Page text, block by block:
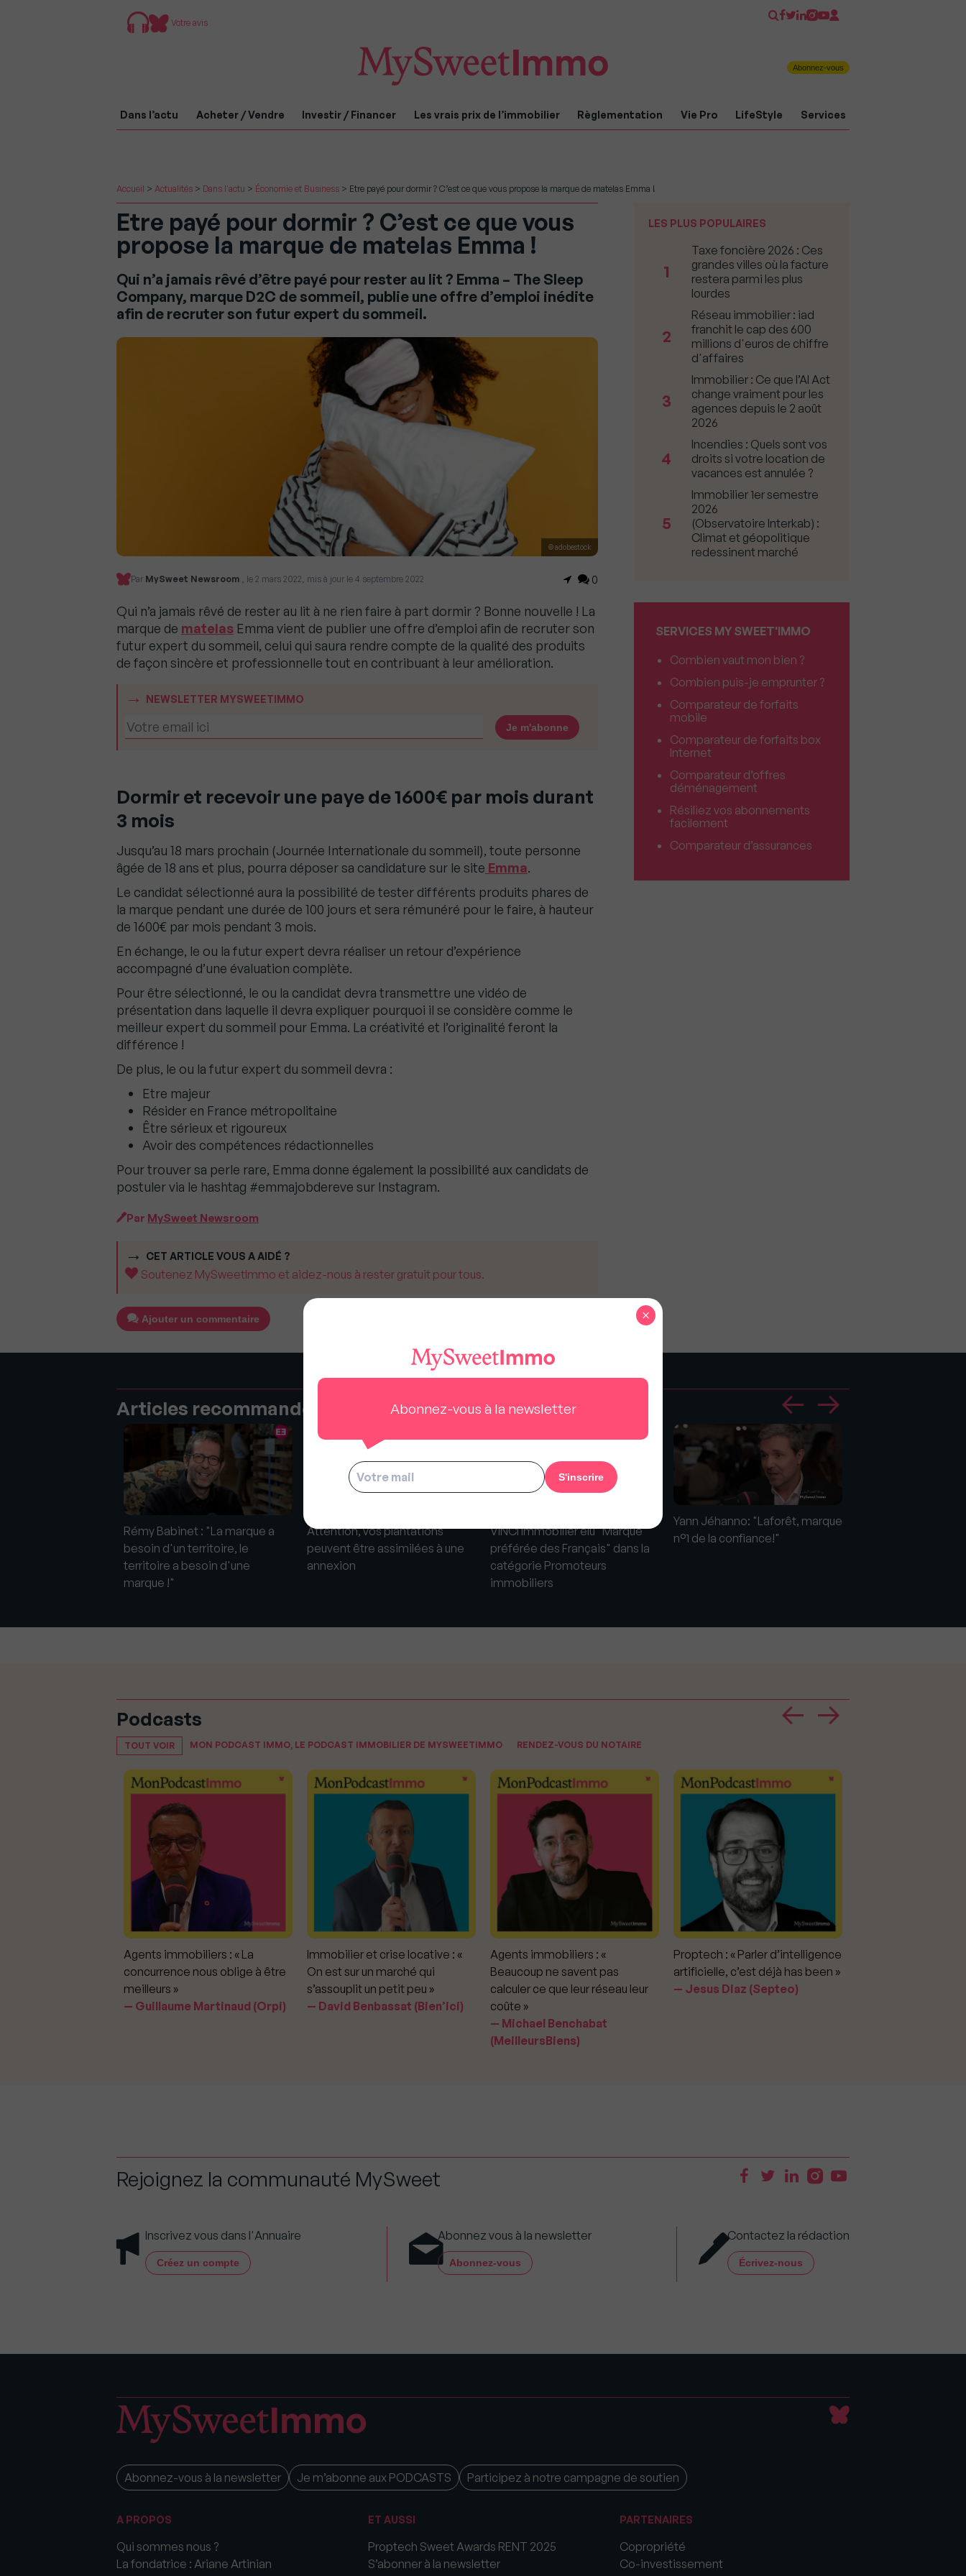
Votre avis
Abonnez-vous
Dans l’actu Acheter / Vendre Investir / Financer Les vrais prix de l’immobilier Règlementation Vie Pro LifeStyle Services
Accueil > Actualités > Dans l'actu > Économie et Business > Etre payé pour dormir ? C’est ce que vous propose la marque de matelas Emma !
Etre payé pour dormir ? C’est ce que vous
propose la marque de matelas Emma !
Qui n’a jamais rêvé d’être payé pour rester au lit ? Emma – The Sleep
Company, marque D2C de sommeil, publie une offre d’emploi inédite
afin de recruter son futur expert du sommeil.
© adobestock
Par MySweet Newsroom , le 2 mars 2022, mis à jour le 4 septembre 2022 0
Qui n’a jamais rêvé de rester au lit à ne rien faire à part dormir ? Bonne nouvelle ! La
marque de matelas Emma vient de publier une offre d’emploi afin de recruter son
futur expert du sommeil, celui qui saura rendre compte de la qualité des produits
de façon sincère et professionnelle tout en contribuant à leur amélioration.
NEWSLETTER MYSWEETIMMO
Dormir et recevoir une paye de 1600€ par mois durant
3 mois
Jusqu’au 18 mars prochain (Journée Internationale du sommeil), toute personne
âgée de 18 ans et plus, pourra déposer sa candidature sur le site Emma.
Le candidat sélectionné aura la possibilité de tester différents produits phares de
la marque pendant une durée de 100 jours et sera rémunéré pour le faire, à hauteur
de 1600€ par mois pendant 3 mois.
En échange, le ou la futur expert devra réaliser un retour d’expérience
accompagné d’une évaluation complète.
Pour être sélectionné, le ou la candidat devra transmettre une vidéo de
présentation dans laquelle il devra expliquer pourquoi il se considère comme le
meilleur expert du sommeil pour Emma. La créativité et l’originalité feront la
différence !
De plus, le ou la futur expert du sommeil devra :
Etre majeur
Résider en France métropolitaine
Être sérieux et rigoureux
Avoir des compétences rédactionnelles
Pour trouver sa perle rare, Emma donne également la possibilité aux candidats de
postuler via le hashtag #emmajobdereve sur Instagram.
Par MySweet Newsroom
CET ARTICLE VOUS A AIDÉ ?
Soutenez MySweetImmo et aidez-nous à rester gratuit pour tous.
Ajouter un commentaire
LES PLUS POPULAIRES
1
Taxe foncière 2026 : Ces
grandes villes où la facture
restera parmi les plus
lourdes
2
Réseau immobilier : iad
franchit le cap des 600
millions d'euros de chiffre
d'affaires
3
Immobilier : Ce que l’AI Act
change vraiment pour les
agences depuis le 2 août
2026
4
Incendies : Quels sont vos
droits si votre location de
vacances est annulée ?
5
Immobilier 1er semestre
2026
(Observatoire Interkab) :
Climat et géopolitique
redessinent marché
SERVICES MY SWEET'IMMO
Combien vaut mon bien ?
Combien puis-je emprunter ?
Comparateur de forfaits
mobile
Comparateur de forfaits box
Internet
Comparateur d’offres
déménagement
Résiliez vos abonnements
facilement
Comparateur d’assurances
Articles recommandés
Rémy Babinet : "La marque a
besoin d'un territoire, le
territoire a besoin d'une
marque !"
Attention, vos plantations
peuvent être assimilées à une
annexion
VINCI Immobilier élu "Marque
préférée des Français" dans la
catégorie Promoteurs
immobiliers
Yann Jéhanno: "Laforêt, marque
n°1 de la confiance!"
Podcasts
TOUT VOIR MON PODCAST IMMO, LE PODCAST IMMOBILIER DE MYSWEETIMMO RENDEZ-VOUS DU NOTAIRE
Agents immobiliers : « La
concurrence nous oblige à être
meilleurs »
Guillaume Martinaud (Orpi)
Immobilier et crise locative : «
On est sur un marché qui
s’assouplit un petit peu »
David Benbassat (Bien’ici)
Agents immobiliers : «
Beaucoup ne savent pas
calculer ce que leur réseau leur
coûte »
Michael Benchabat
(MeilleursBiens)
Proptech : « Parler d’intelligence
artificielle, c’est déjà has been »
Jesus Diaz (Septeo)
Rejoignez la communauté MySweet
Inscrivez vous dans l'Annuaire
Créez un compte
Abonnez vous à la newsletter
Abonnez-vous
Contactez la rédaction
Écrivez-nous
Abonnez-vous à la newsletter Je m’abonne aux PODCASTS Participez à notre campagne de soutien
A PROPOS
Qui sommes nous ?
La fondatrice : Ariane Artinian
ET AUSSI
Proptech Sweet Awards RENT 2025
S’abonner à la newsletter
PARTENAIRES
Copropriété
Co-investissement
Abonnez-vous à la newsletter
×